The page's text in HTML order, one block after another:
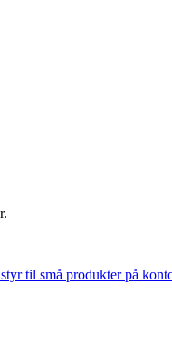
til små produkter på